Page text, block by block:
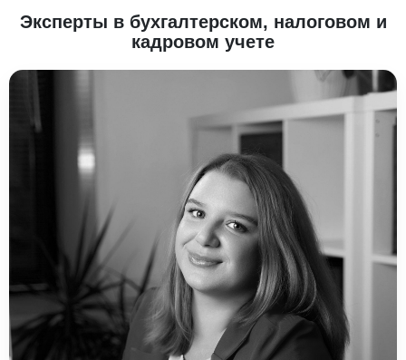
Эксперты в бухгалтерском, налоговом и
кадровом учете